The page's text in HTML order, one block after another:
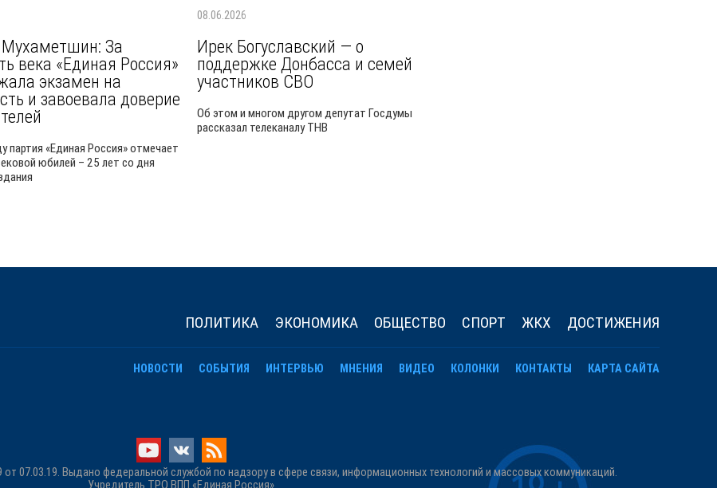
За
века «Единая Россия»
экзамен на
и завоевала доверие
партия «Единая Россия» отмечает
юбилей – 25 лет со дня
08.06.2026
Ирек Богуславский — о
поддержке Донбасса и семей
участников СВО
Об этом и многом другом депутат Госдумы
рассказал телеканалу ТНВ
ДОСТИЖЕНИЯ
ЖКХ
СПОРТ
ОБЩЕСТВО
ЭКОНОМИКА
ПОЛИТИКА
НОВОСТИ СОБЫТИЯ ИНТЕРВЬЮ МНЕНИЯ ВИДЕО КОЛОНКИ КОНТАКТЫ КАРТА САЙТА
07.03.19. Выдано федеральной службой по надзору в сфере связи, информационных технологий и массовых коммуникаций.
Учредитель ТРО ВПП «Единая Россия»